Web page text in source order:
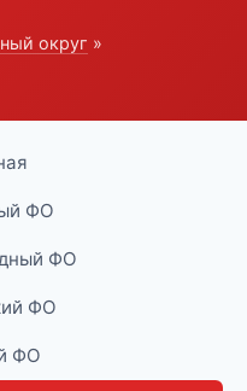
округ »
ФО
ФО
ФО
ФО